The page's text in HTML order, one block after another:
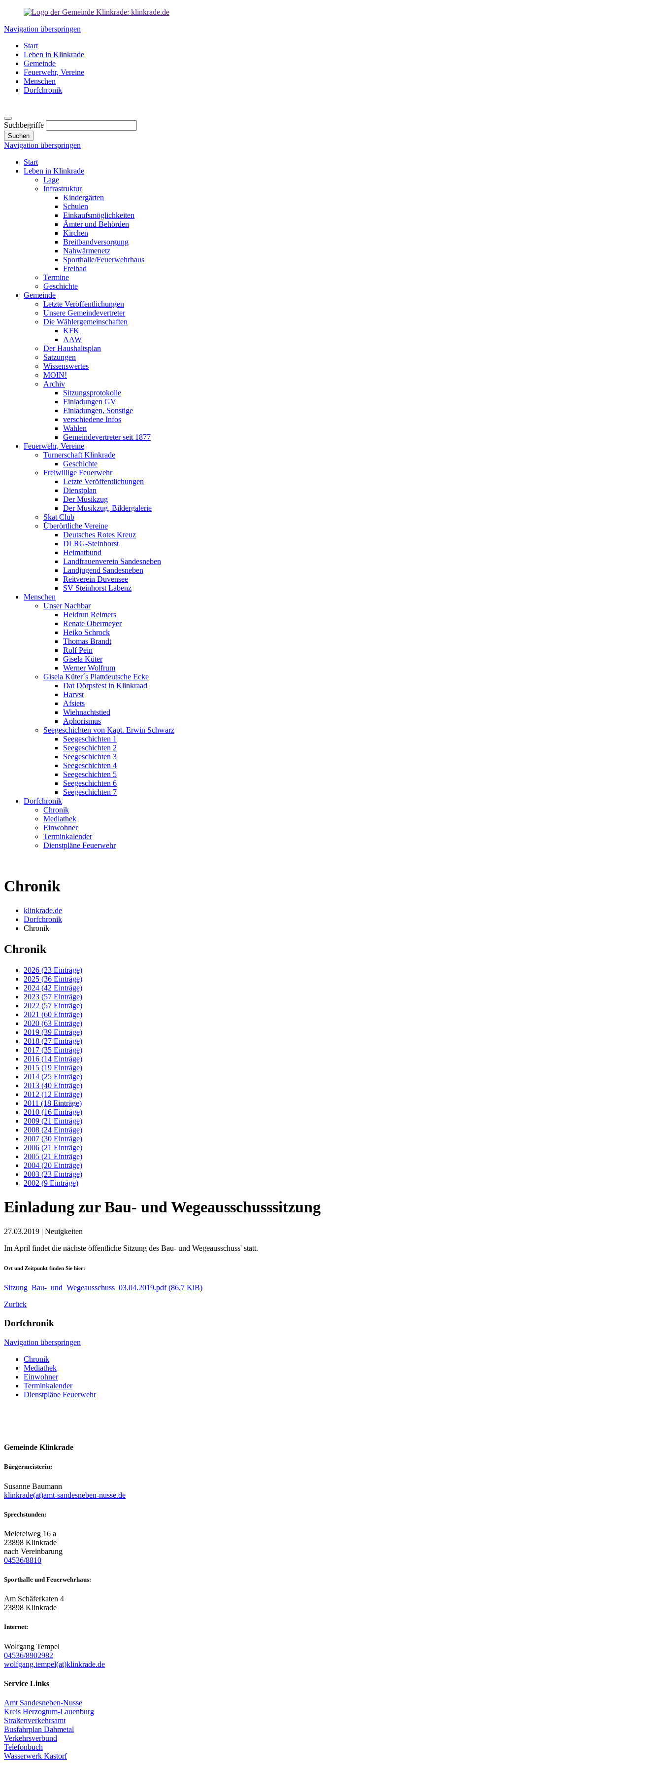
Navigation überspringen
Start
Leben in Klinkrade
Gemeinde
Feuerwehr, Vereine
Menschen
Dorfchronik
Suchbegriffe
Suchen
Navigation überspringen
Start
Leben in Klinkrade
Lage
Infrastruktur
Kindergärten
Schulen
Einkaufsmöglichkeiten
Ämter und Behörden
Kirchen
Breitbandversorgung
Nahwärmenetz
Sporthalle/Feuerwehrhaus
Freibad
Termine
Geschichte
Gemeinde
Letzte Veröffentlichungen
Unsere Gemeindevertreter
Die Wählergemeinschaften
KFK
AAW
Der Haushaltsplan
Satzungen
Wissenswertes
MOIN!
Archiv
Sitzungsprotokolle
Einladungen GV
Einladungen, Sonstige
verschiedene Infos
Wahlen
Gemeindevertreter seit 1877
Feuerwehr, Vereine
Turnerschaft Klinkrade
Geschichte
Freiwillige Feuerwehr
Letzte Veröffentlichungen
Dienstplan
Der Musikzug
Der Musikzug, Bildergalerie
Skat Club
Überörtliche Vereine
Deutsches Rotes Kreuz
DLRG-Steinhorst
Heimatbund
Landfrauenverein Sandesneben
Landjugend Sandesneben
Reitverein Duvensee
SV Steinhorst Labenz
Menschen
Unser Nachbar
Heidrun Reimers
Renate Obermeyer
Heiko Schrock
Thomas Brandt
Rolf Pein
Gisela Küter
Werner Wolfrum
Gisela Küter´s Plattdeutsche Ecke
Dat Dörpsfest in Klinkraad
Harvst
Afsiets
Wiehnachtstied
Aphorismus
Seegeschichten von Kapt. Erwin Schwarz
Seegeschichten 1
Seegeschichten 2
Seegeschichten 3
Seegeschichten 4
Seegeschichten 5
Seegeschichten 6
Seegeschichten 7
Dorfchronik
Chronik
Mediathek
Einwohner
Terminkalender
Dienstpläne Feuerwehr
Chronik
klinkrade.de
Dorfchronik
Chronik
Chronik
2026 (23 Einträge)
2025 (36 Einträge)
2024 (42 Einträge)
2023 (57 Einträge)
2022 (57 Einträge)
2021 (60 Einträge)
2020 (63 Einträge)
2019 (39 Einträge)
2018 (27 Einträge)
2017 (35 Einträge)
2016 (14 Einträge)
2015 (19 Einträge)
2014 (25 Einträge)
2013 (40 Einträge)
2012 (12 Einträge)
2011 (18 Einträge)
2010 (16 Einträge)
2009 (21 Einträge)
2008 (24 Einträge)
2007 (30 Einträge)
2006 (21 Einträge)
2005 (21 Einträge)
2004 (20 Einträge)
2003 (23 Einträge)
2002 (9 Einträge)
Einladung zur Bau- und Wegeausschusssitzung
27.03.2019 | Neuigkeiten
Im April findet die nächste öffentliche Sitzung des Bau- und Wegeausschuss' statt.
Ort und Zeitpunkt finden Sie hier:
Sitzung_Bau-_und_Wegeausschuss_03.04.2019.pdf(86,7 KiB)
Zurück
Dorfchronik
Navigation überspringen
Chronik
Mediathek
Einwohner
Terminkalender
Dienstpläne Feuerwehr
Gemeinde Klinkrade
Bürgermeisterin:
Susanne Baumann
klinkrade(at)amt-sandesneben-nusse.de
Sprechstunden:
Meiereiweg 16 a
23898 Klinkrade
nach Vereinbarung
04536/8810
Sporthalle und Feuerwehrhaus:
Am Schäferkaten 4
23898 Klinkrade
Internet:
Wolfgang Tempel
04536/8902982
wolfgang.tempel(at)klinkrade.de
Service Links
Amt Sandesneben-Nusse
Kreis Herzogtum-Lauenburg
Straßenverkehrsamt
Busfahrplan Dahmetal
Verkehrsverbund
Telefonbuch
Wasserwerk Kastorf